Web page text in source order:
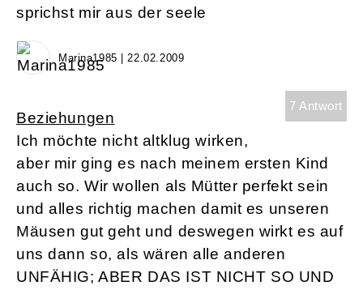
sprichst mir aus der seele
Marina1985 | 22.02.2009
7 Antwort
Beziehungen
Ich möchte nicht altklug wirken,
aber mir ging es nach meinem ersten Kind
auch so. Wir wollen als Mütter perfekt sein
und alles richtig machen damit es unseren
Mäusen gut geht und deswegen wirkt es auf
uns dann so, als wären alle anderen
UNFÄHIG; ABER DAS IST NICHT SO UND